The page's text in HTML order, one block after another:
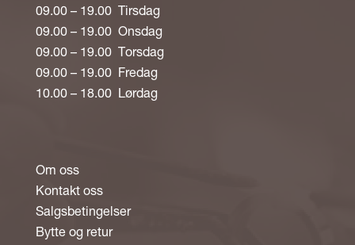
09.00 – 19.00 Tirsdag
09.00 – 19.00 Onsdag
09.00 – 19.00 Torsdag
09.00 – 19.00 Fredag
10.00 – 18.00 Lørdag
Om oss
Kontakt oss
Salgsbetingelser
Bytte og retur